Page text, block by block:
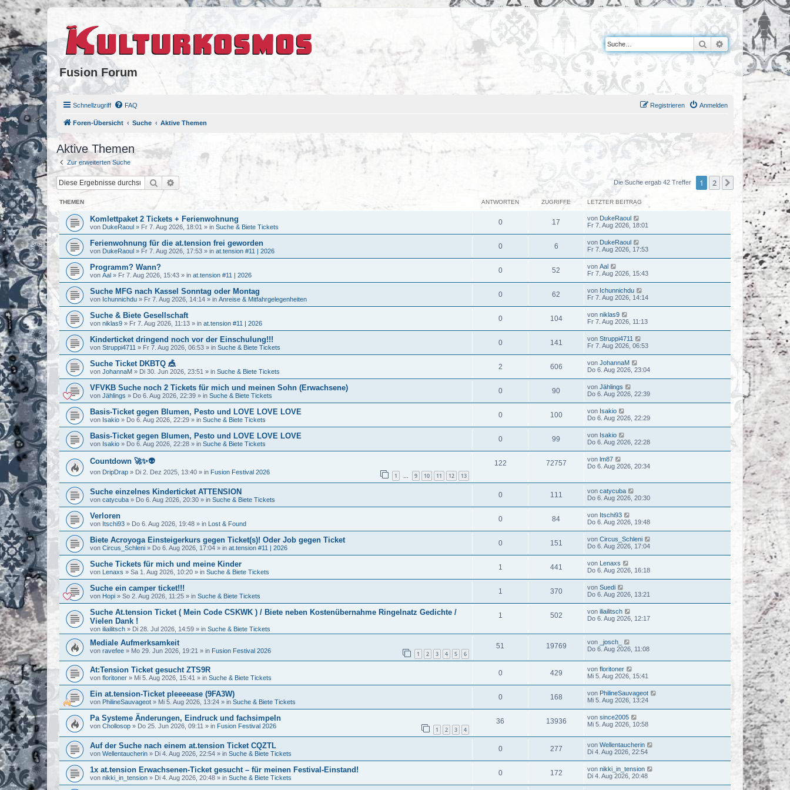
Fusion Forum
Suche Erweiterte Suche
Schnellzugriff FAQ Anmelden
Registrieren
Foren-Übersicht Suche Aktive Themen
Aktive Themen
Zur erweiterten Suche
Suche Erweiterte Suche Die Suche ergab 42 Treffer 1 2 Nächste
THEMEN ANTWORTEN ZUGRIFFE LETZTER BEITRAG
Komlettpaket 2 Tickets + Ferienwohnung
von DukeRaoul » Fr 7. Aug 2026, 18:01 » in Suche & Biete Tickets
0 17 von DukeRaoul
Fr 7. Aug 2026, 18:01
Ferienwohnung für die at.tension frei geworden
von DukeRaoul » Fr 7. Aug 2026, 17:53 » in at.tension #11 | 2026
0 6 von DukeRaoul
Fr 7. Aug 2026, 17:53
Programm? Wann?
von Aal » Fr 7. Aug 2026, 15:43 » in at.tension #11 | 2026
0 52 von Aal
Fr 7. Aug 2026, 15:43
Suche MFG nach Kassel Sonntag oder Montag
von Ichunnichdu » Fr 7. Aug 2026, 14:14 » in Anreise & Mitfahrgelegenheiten
0 62 von Ichunnichdu
Fr 7. Aug 2026, 14:14
Suche & Biete Gesellschaft
von niklas9 » Fr 7. Aug 2026, 11:13 » in at.tension #11 | 2026
0 104 von niklas9
Fr 7. Aug 2026, 11:13
Kinderticket dringend noch vor der Einschulung!!!
von Struppi4711 » Fr 7. Aug 2026, 06:53 » in Suche & Biete Tickets
0 141 von Struppi4711
Fr 7. Aug 2026, 06:53
Suche Ticket DKBTQ 🎪
von JohannaM » Di 30. Jun 2026, 23:51 » in Suche & Biete Tickets
2 606 von JohannaM
Do 6. Aug 2026, 23:04
VFVKB Suche noch 2 Tickets für mich und meinen Sohn (Erwachsene)
von Jählings » Do 6. Aug 2026, 22:39 » in Suche & Biete Tickets
0 90 von Jählings
Do 6. Aug 2026, 22:39
Basis-Ticket gegen Blumen, Pesto und LOVE LOVE LOVE
von Isakio » Do 6. Aug 2026, 22:29 » in Suche & Biete Tickets
0 100 von Isakio
Do 6. Aug 2026, 22:29
Basis-Ticket gegen Blumen, Pesto und LOVE LOVE LOVE
von Isakio » Do 6. Aug 2026, 22:28 » in Suche & Biete Tickets
0 99 von Isakio
Do 6. Aug 2026, 22:28
Countdown 🚀✨👽
von DripDrap » Di 2. Dez 2025, 13:40 » in Fusion Festival 2026 1 … 9 10 11 12 13
122 72757 von lm87
Do 6. Aug 2026, 20:34
Suche einzelnes Kinderticket ATTENSION
von catycuba » Do 6. Aug 2026, 20:30 » in Suche & Biete Tickets
0 111 von catycuba
Do 6. Aug 2026, 20:30
Verloren
von Itschi93 » Do 6. Aug 2026, 19:48 » in Lost & Found
0 84 von Itschi93
Do 6. Aug 2026, 19:48
Biete Acroyoga Einsteigerkurs gegen Ticket(s)! Oder Job gegen Ticket
von Circus_Schleni » Do 6. Aug 2026, 17:04 » in at.tension #11 | 2026
0 151 von Circus_Schleni
Do 6. Aug 2026, 17:04
Suche Tickets für mich und meine Kinder
von Lenaxs » Sa 1. Aug 2026, 10:20 » in Suche & Biete Tickets
1 441 von Lenaxs
Do 6. Aug 2026, 16:18
Suche ein camper ticket!!!
von Hopi » So 2. Aug 2026, 11:25 » in Suche & Biete Tickets
1 370 von Suedi
Do 6. Aug 2026, 13:21
Suche At.tension Ticket ( Mein Code CSKWK ) / Biete neben Kostenübernahme Ringelnatz Gedichte /
Vielen Dank !
von iliailitsch » Di 28. Jul 2026, 14:59 » in Suche & Biete Tickets
1 502 von iliailitsch
Do 6. Aug 2026, 12:17
Mediale Aufmerksamkeit
von ravefee » Mo 29. Jun 2026, 19:21 » in Fusion Festival 2026 1 2 3 4 5 6
51 19769 von
_josch_
Do 6. Aug 2026, 11:08
At:Tension Ticket gesucht ZTS9R
von floritoner » Mi 5. Aug 2026, 15:41 » in Suche & Biete Tickets
0 429 von floritoner
Mi 5. Aug 2026, 15:41
Ein at.tension-Ticket pleeeease (9FA3W)
von PhilineSauvageot » Mi 5. Aug 2026, 13:24 » in Suche & Biete Tickets
0 168 von PhilineSauvageot
Mi 5. Aug 2026, 13:24
Pa Systeme Änderungen, Eindruck und fachsimpeln
von Chollosop » Do 25. Jun 2026, 09:11 » in Fusion Festival 2026 1 2 3 4
36 13936 von since2005
Mi 5. Aug 2026, 10:58
Auf der Suche nach einem at.tension Ticket CQZTL
von Wellentaucherin » Di 4. Aug 2026, 22:54 » in Suche & Biete Tickets
0 277 von Wellentaucherin
Di 4. Aug 2026, 22:54
1x at.tension Erwachsenen-Ticket gesucht – für meinen Festival-Einstand!
von nikki_in_tension » Di 4. Aug 2026, 20:48 » in Suche & Biete Tickets
0 172 von nikki_in_tension
Di 4. Aug 2026, 20:48